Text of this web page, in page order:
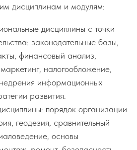
дисциплинам и модулям:
дисциплины с точки
законодательные базы,
финансовый анализ,
налогообложение,
информационных
развития.
порядок организации
геодезия, сравнительный
основы